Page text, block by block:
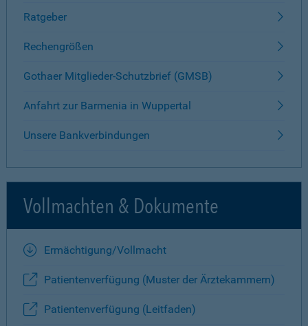
Ratgeber
Rechengrößen
Gothaer Mitglieder-Schutzbrief (GMSB)
Anfahrt zur Barmenia in Wuppertal
Unsere Bankverbindungen
Vollmachten & Dokumente
Ermächtigung/Vollmacht
Patientenverfügung (Muster der Ärztekammern)
Patientenverfügung (Leitfaden)